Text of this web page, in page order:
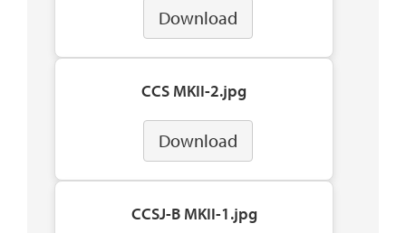
Download
CCS MKII-2.jpg
Download
CCSJ-B MKII-1.jpg